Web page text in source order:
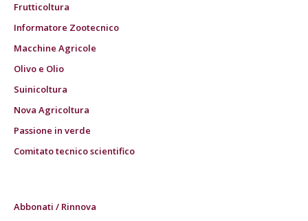
Frutticoltura
Informatore Zootecnico
Macchine Agricole
Olivo e Olio
Suinicoltura
Nova Agricoltura
Passione in verde
Comitato tecnico scientifico
Abbonati / Rinnova